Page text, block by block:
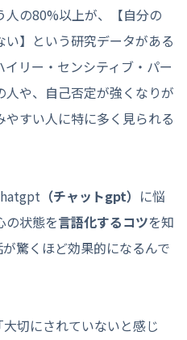
の80%以上が、【自分の
】という研究データがある
リー・センシティブ・パー
や、自己否定が強くなりが
すい人に特に多く見られる
（チャットgpt） に悩
の状態を言語化するコツを知
驚くほど効果的になるんで
大切にされていないと感じ